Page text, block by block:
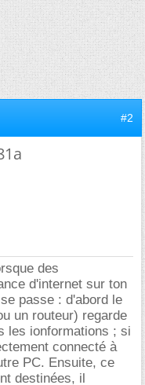
#2
des
d'internet sur ton
passe : d'abord le
un routeur) regarde
les ionformations ; si
connecté à
PC. Ensuite, ce
destinées, il